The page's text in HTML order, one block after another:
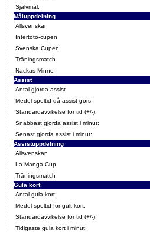
Självmål:
Måluppdelning
Allsvenskan
Intertoto-cupen
Svenska Cupen
Träningsmatch
Nackas Minne
Assist
Antal gjorda assist
Medel speltid då assist görs:
Standardavvikelse för tid (+/-):
Snabbast gjorda assist i minut:
Senast gjorda assist i minut:
Assistuppdelning
Allsvenskan
La Manga Cup
Träningsmatch
Gula kort
Antal gula kort:
Medel speltid för gult kort:
Standardavvikelse för tid (+/-):
Tidigaste gula kort i minut: